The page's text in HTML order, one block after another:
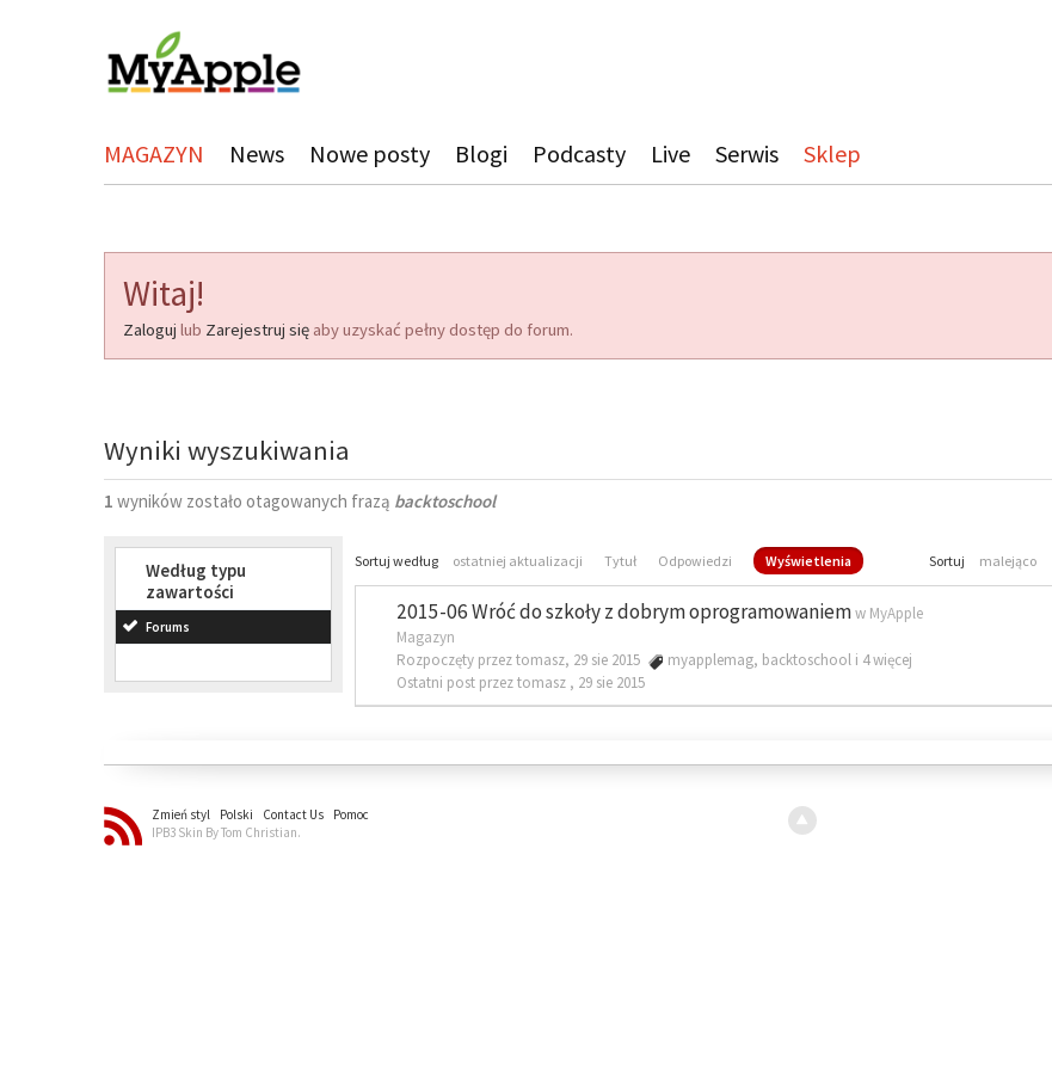
MAGAZYN News Nowe posty Blogi Podcasty Live Serwis Sklep
Witaj!
Zaloguj lub Zarejestruj się aby uzyskać pełny dostęp do forum.
Wyniki wyszukiwania
1 wyników zostało otagowanych frazą backtoschool
Według typu
zawartości
Forums
Sortuj według ostatniej aktualizacji Tytuł Odpowiedzi Wyświetlenia Sortuj malejąco
2015-06 Wróć do szkoły z dobrym oprogramowaniemw MyApple
Magazyn
Rozpoczęty przez tomasz, 29 sie 2015
myapplemag, backtoschool i 4 więcej
Ostatni post przez tomasz , 29 sie 2015
Zmień styl Polski Contact Us
Pomoc
IPB3 Skin By Tom Christian.